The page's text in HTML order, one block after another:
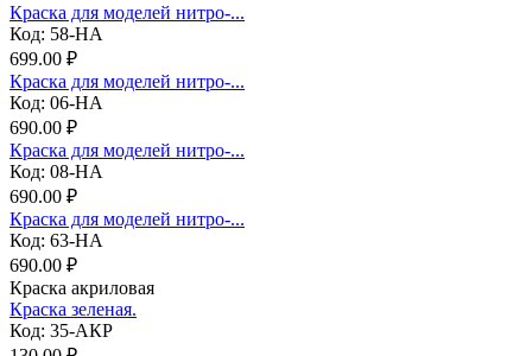
Краска для моделей нитро-...
Код: 58-НА
699.00 ₽
Краска для моделей нитро-...
Код: 06-НА
690.00 ₽
Краска для моделей нитро-...
Код: 08-НА
690.00 ₽
Краска для моделей нитро-...
Код: 63-НА
690.00 ₽
Краска акриловая
Краска зеленая.
Код: 35-АКР